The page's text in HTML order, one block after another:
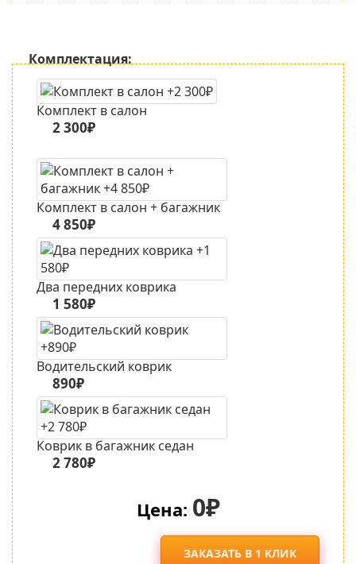
Комплектация:
Комплект в салон
2 300₽
Комплект в салон + багажник
4 850₽
Два передних коврика
1 580₽
Водительский коврик
890₽
Коврик в багажник седан
2 780₽
Цена: 0₽
ЗАКАЗАТЬ В 1 КЛИК